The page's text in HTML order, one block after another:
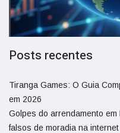
Posts recentes
Tiranga Games: O Guia
em 2026
Golpes do arrendamento
falsos de moradia na internet